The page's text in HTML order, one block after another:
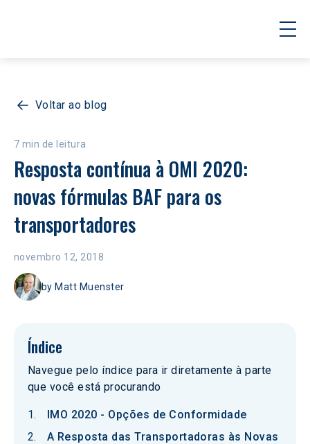
Voltar ao blog
7 min de leitura
Resposta contínua à OMI 2020:
novas fórmulas BAF para os
transportadores
novembro 12, 2018
by Matt Muenster
Índice
Navegue pelo índice para ir diretamente à parte
que você está procurando
IMO 2020 - Opções de Conformidade
A Resposta das Transportadoras às Novas